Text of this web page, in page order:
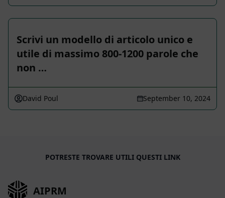
Scrivi un modello di articolo unico e
utile di massimo 800-1200 parole che
non …
David Poul September 10, 2024
POTRESTE TROVARE UTILI QUESTI LINK
AIPRM